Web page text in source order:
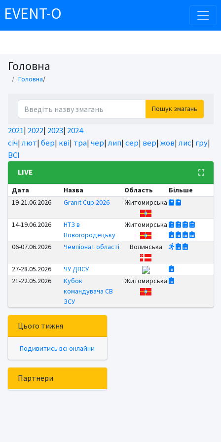
EVENT-O
Головна
Головна/
Пошук змагань
2021| 2022| 2023| 2024
січ|лют|бер| кві| тра|чер|лип|сер| вер|жов|лис| гру|
ВСІ
LIVE
Дата Назва Область
Більше
19-21.06.2026
Granit Cup 2026 Житомирська
14-19.06.2026
НТЗ в
Новогородецьку
Житомирська
06-07.06.2026 Чемпіонат області Волинська
27-28.05.2026
ЧУ ДПСУ
21-22.05.2026
Кубок
командувача СВ
ЗСУ
Житомирська
Цього тижня
Подивитись всі онлайни
Партнери